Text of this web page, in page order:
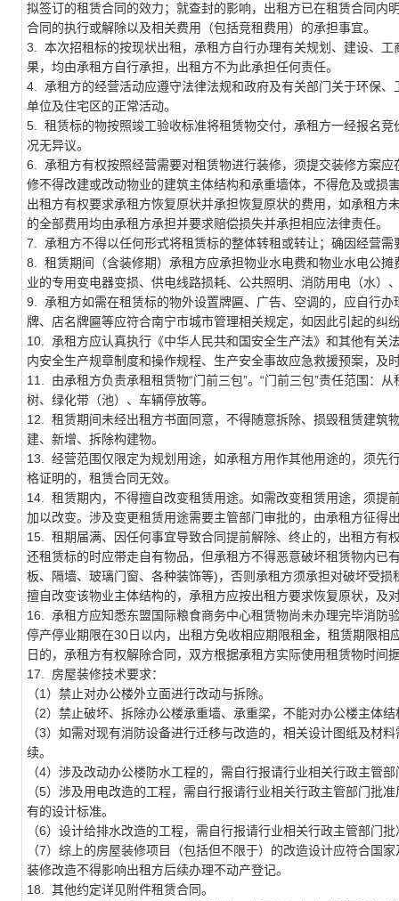
拟签订的租赁合同的效力；就查封的影响，出租方已在租赁合同
合同的执行或解除以及相关费用（包括竞租费用）的承担事宜。
3. 本次招租标的按现状出租，承租方自行办理有关规划、建设、
果，均由承租方自行承担，出租方不为此承担任何责任。
4. 承租方的经营活动应遵守法律法规和政府及有关部门关于环保
单位及住宅区的正常活动。
5. 租赁标的物按照竣工验收标准将租赁物交付，承租方一经报名
况无异议。
6. 承租方有权按照经营需要对租赁物进行装修，须提交装修方案
修不得改建或改动物业的建筑主体结构和承重墙体，不得危及或
出租方有权要求承租方恢复原状并承担恢复原状的费用，如承租
的全部费用均由承租方承担并要求赔偿损失并承担相应法律责任。
7. 承租方不得以任何形式将租赁标的整体转租或转让；确因经营
8. 租赁期间（含装修期）承租方应承担物业水电费和物业水电公
业的专用变电器变损、供电线路损耗、公共照明、消防用电（水）
9. 承租方如需在租赁标的物外设置牌匾、广告、空调的，应自行
牌、店名牌匾等应符合南宁市城市管理相关规定，如因此引起的纠
10. 承租方应认真执行《中华人民共和国安全生产法》和其他有关
内安全生产规章制度和操作规程、生产安全事故应急救援预案，及
11. 由承租方负责承租租赁物“门前三包”。“门前三包”责任范围：
树、绿化带（池）、车辆停放等。
12. 租赁期间未经出租方书面同意，不得随意拆除、损毁租赁建筑
建、新增、拆除构建物。
13. 经营范围仅限定为规划用途，如承租方用作其他用途的，须先
格证明的，租赁合同无效。
14. 租赁期内，不得擅自改变租赁用途。如需改变租赁用途，须提
加以改变。涉及变更租赁用途需要主管部门审批的，由承租方征得
15. 租期届满、因任何事宜导致合同提前解除、终止的，出租方有
还租赁标的时应带走自有物品，但承租方不得恶意破坏租赁物内
板、隔墙、玻璃门窗、各种装饰等)，否则承租方须承担对破坏受
擅自改变该物业主体结构的，承租方应按出租方要求恢复原状，及
16. 承租方应知悉东盟国际粮食商务中心租赁物尚未办理完毕消防
停产停业期限在30日以内，出租方免收相应期限租金，租赁期限相
日的，承租方有权解除合同，双方根据承租方实际使用租赁物时
17. 房屋装修技术要求：
（1）禁止对办公楼外立面进行改动与拆除。
（2）禁止破坏、拆除办公楼承重墙、承重梁，不能对办公楼主体
（3）如需对现有消防设备进行迁移与改造的，相关设计图纸及材
续。
（4）涉及改动办公楼防水工程的，需自行报请行业相关行政主管
（5）涉及用电改造的工程，需自行报请行业相关行政主管部门批
有的设计标准。
（6）设计给排水改造的工程，需自行报请行业相关行政主管部门
（7）综上的房屋装修项目（包括但不限于）的改造设计应符合国
装修改造不得影响出租方后续办理不动产登记。
18. 其他约定详见附件租赁合同。